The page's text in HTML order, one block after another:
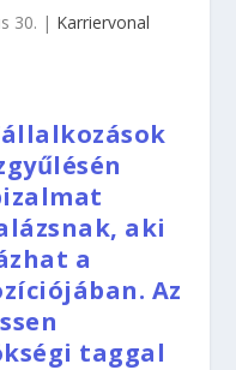
30. | Karriervonal
aki
a
Az
taggal